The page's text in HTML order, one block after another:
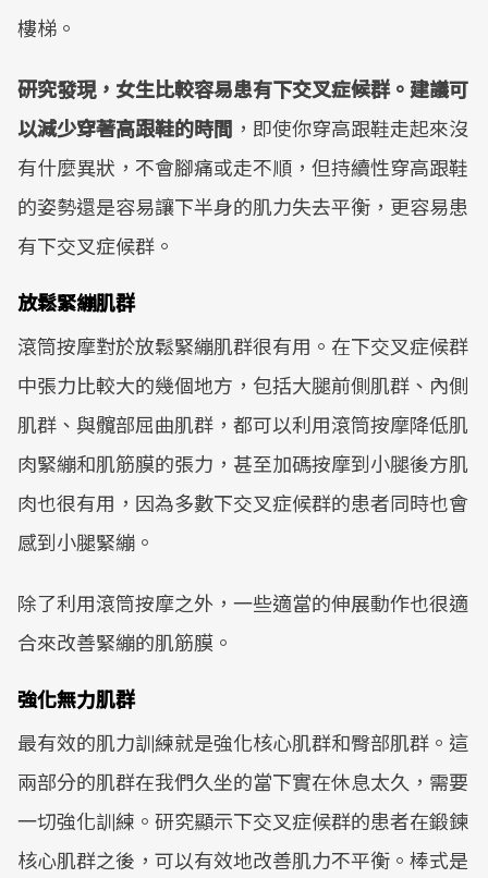
樓梯。
研究發現，女生比較容易患有下交叉症候群。建議可
以減少穿著高跟鞋的時間 ，即使你穿高跟鞋走起來沒
有什麼異狀，不會腳痛或走不順，但持續性穿高跟鞋
的姿勢還是容易讓下半身的肌力失去平衡，更容易患
有下交叉症候群。
放鬆緊繃肌群
滾筒按摩對於放鬆緊繃肌群很有用。在下交叉症候群
中張力比較大的幾個地方，包括大腿前側肌群、內側
肌群、與髖部屈曲肌群，都可以利用滾筒按摩降低肌
肉緊繃和肌筋膜的張力，甚至加碼按摩到小腿後方肌
肉也很有用，因為多數下交叉症候群的患者同時也會
感到小腿緊繃。
除了利用滾筒按摩之外，一些適當的伸展動作也很適
合來改善緊繃的肌筋膜。
強化無力肌群
最有效的肌力訓練就是強化核心肌群和臀部肌群。這
兩部分的肌群在我們久坐的當下實在休息太久，需要
一切強化訓練。研究顯示下交叉症候群的患者在鍛鍊
核心肌群之後，可以有效地改善肌力不平衡。棒式是